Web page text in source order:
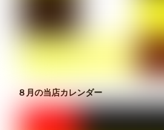
８月の当店カレンダー